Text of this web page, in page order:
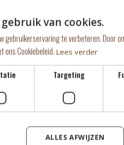
meer te
KLIK HIER
van cookies.
gebruikerservaring te verbeteren. Door
ons Cookiebeleid. Lees verder
Targeting
ALLES AFWIJZEN